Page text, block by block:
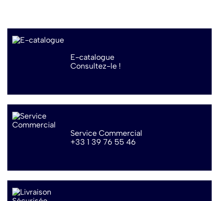
E-catalogue
Consultez-le !
Service Commercial
+33 1 39 76 55 46